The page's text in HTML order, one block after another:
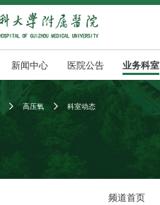
新闻中心 医院公告 业务科室
 高压氧  科室动态
频道首页